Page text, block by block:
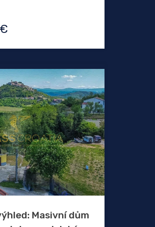
Masivní dům